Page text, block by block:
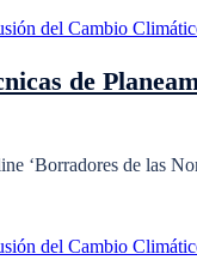
de
‘Borradores de las